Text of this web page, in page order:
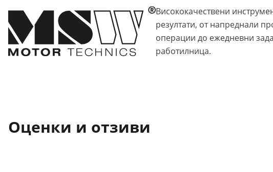
Висококачествени
резултати, от напреднали
операции до ежедневни
работилница.
Оценки и отзиви